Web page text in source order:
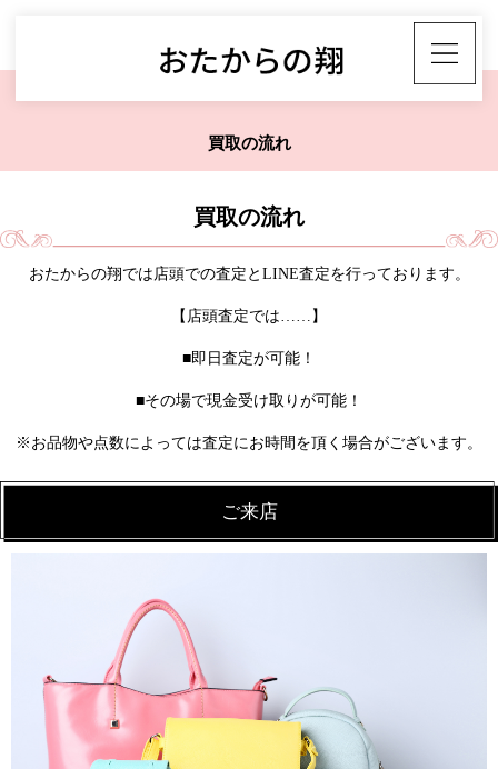
買取の流れ
買取の流れ
おたからの翔では店頭での査定とLINE査定を行っております。
【店頭査定では……】
■即日査定が可能！
■その場で現金受け取りが可能！
※お品物や点数によっては査定にお時間を頂く場合がございます。
ご来店